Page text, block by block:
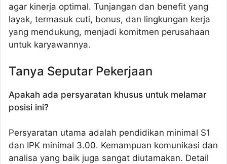
agar kinerja optimal. Tunjangan dan benefit yang
layak, termasuk cuti, bonus, dan lingkungan kerja
yang mendukung, menjadi komitmen perusahaan
untuk karyawannya.
Tanya Seputar Pekerjaan
Apakah ada persyaratan khusus untuk melamar
posisi ini?
Persyaratan utama adalah pendidikan minimal S1
dan IPK minimal 3.00. Kemampuan komunikasi dan
analisa yang baik juga sangat diutamakan. Detail